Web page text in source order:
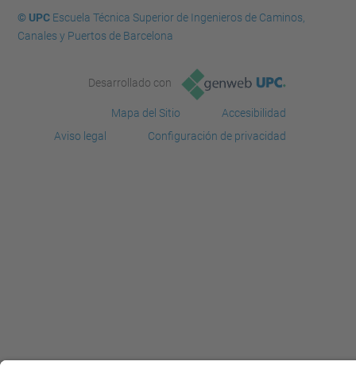
© UPCEscuela Técnica Superior de Ingenieros de Caminos,
Canales y Puertos de Barcelona
Desarrollado con
Mapa del Sitio
Accesibilidad
Aviso legal
Configuración de privacidad